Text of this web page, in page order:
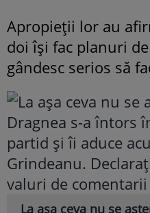
Apropieții lor au
doi își fac planuri
gândesc serios să
La așa ceva nu se